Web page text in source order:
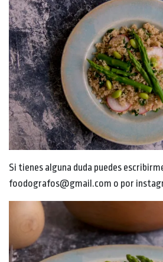
Si tienes alguna duda puedes
foodografos@gmail.com o por